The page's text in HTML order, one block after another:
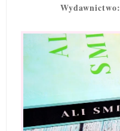
Wydawnictwo: